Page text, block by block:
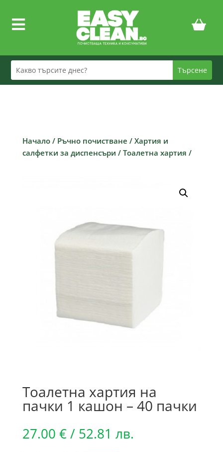

Начало/ Ръчно почистване / Хартия и
салфетки за диспенсъри / Тоалетна хартия /
Тоалетна хартия на
пачки 1 кашон – 40 пачки
27.00 €/ 52.81 лв.